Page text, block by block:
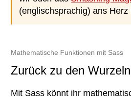
(englischsprachig) ans Herz
Mathematische Funktionen mit Sass
Zurück zu den Wurzeln
Mit Sass könnt ihr